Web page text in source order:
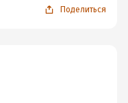
Поделиться